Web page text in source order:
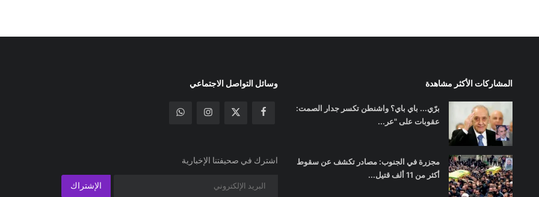
المشاركات الأكثر مشاهدة
برّي... باي باي؟ واشنطن تكسر جدار الصمت:
عقوبات على "عر...
مجزرة في الجنوب: مصادر تكشف عن سقوط
أكثر من 11 ألف قتيل...
وسائل التواصل الاجتماعي
اشترك في صحيفتنا الإخبارية
الإشتراك